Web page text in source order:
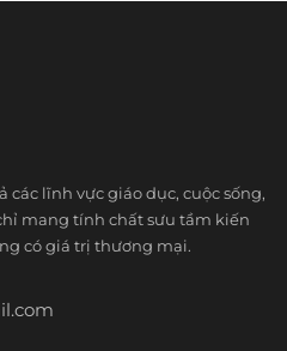
các lĩnh vực giáo dục, cuộc sống,
mang tính chất sưu tầm kiến
có giá trị thương mại.